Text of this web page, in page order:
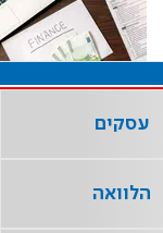
עסקים
הלוואה